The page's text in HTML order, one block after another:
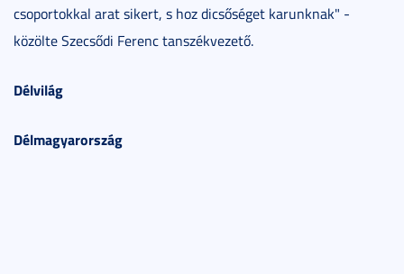
csoportokkal arat sikert, s hoz dicsőséget karunknak" -
közölte Szecsődi Ferenc tanszékvezető.
Délvilág
Délmagyarország